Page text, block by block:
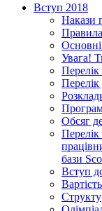
Вступ 2018
Накази
Основні
Увага!
Перелік
Обсяг
Перелік
бази
Вступ